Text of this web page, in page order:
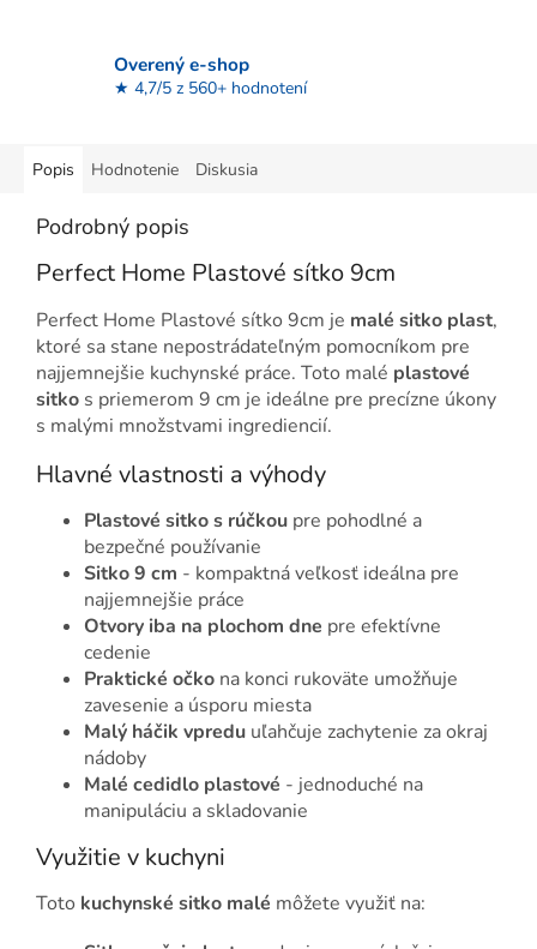
Overený e-shop
★ 4,7/5 z 560+ hodnotení
Popis Hodnotenie Diskusia
Podrobný popis
Perfect Home Plastové sítko 9cm
Perfect Home Plastové sítko 9cm je malé sitko plast,
ktoré sa stane nepostrádateľným pomocníkom pre
najjemnejšie kuchynské práce. Toto malé plastové
sitko s priemerom 9 cm je ideálne pre precízne úkony
s malými množstvami ingrediencií.
Hlavné vlastnosti a výhody
Plastové sitko s rúčkou pre pohodlné a
bezpečné používanie
Sitko 9 cm - kompaktná veľkosť ideálna pre
najjemnejšie práce
Otvory iba na plochom dne pre efektívne
cedenie
Praktické očko na konci rukoväte umožňuje
zavesenie a úsporu miesta
Malý háčik vpredu uľahčuje zachytenie za okraj
nádoby
Malé cedidlo plastové - jednoduché na
manipuláciu a skladovanie
Využitie v kuchyni
Toto kuchynské sitko malé môžete využiť na: